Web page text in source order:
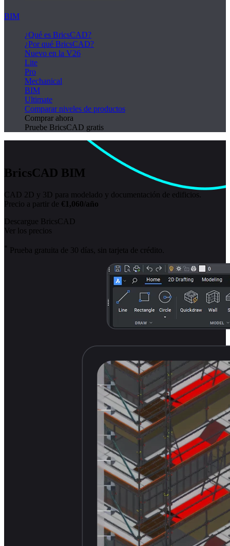
BIM
¿Qué es BricsCAD?
¿Por qué BricsCAD?
Nuevo en la V26
Lite
Pro
Mechanical
BIM
Ultimate
Comparar niveles de productos
Comprar ahora
Pruebe BricsCAD gratis
BricsCAD BIM
CAD 2D y 3D para modelado y documentación de edificios.
Precio a partir de €1,060/año
Descargue BricsCAD
Ver los precios
* Prueba gratuita de 30 días, sin tarjeta de crédito.